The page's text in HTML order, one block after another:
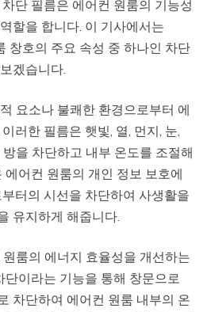
단 필름은 에어컨 원룸의 기능성
할을 합니다. 이 기사에서는
창호의 주요 속성 중 하나인 차단
겠습니다.
요소나 불쾌한 환경으로부터 에
러한 필름은 햇빛, 열, 먼지, 눈,
을 차단하고 내부 온도를 조절해
에어컨 원룸의 개인 정보 보호에
터의 시선을 차단하여 사생활을
유지하게 해줍니다.
룸의 에너지 효율성을 개선하는
단이라는 기능을 통해 창문으로
차단하여 에어컨 원룸 내부의 온